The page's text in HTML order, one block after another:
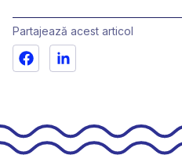
Partajează acest articol